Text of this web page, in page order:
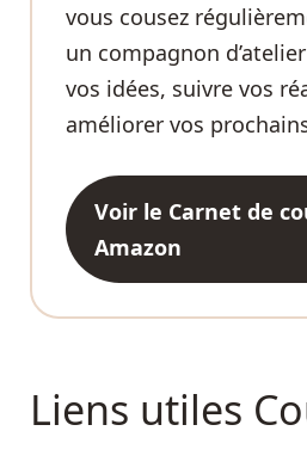
vous cousez
un compagnon
vos idées, suivre vos
améliorer vos
Voir le Carnet de
Amazon
Liens utiles